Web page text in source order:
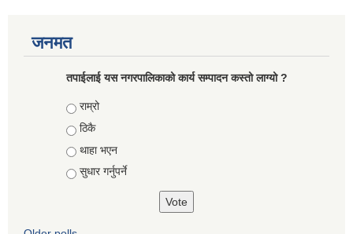
जनमत
तपाईलाई यस नगरपालिकाको कार्य सम्पादन कस्तो लाग्यो ?
Choices
राम्रो
ठिकै
थाहा भएन
सुधार गर्नुपर्ने